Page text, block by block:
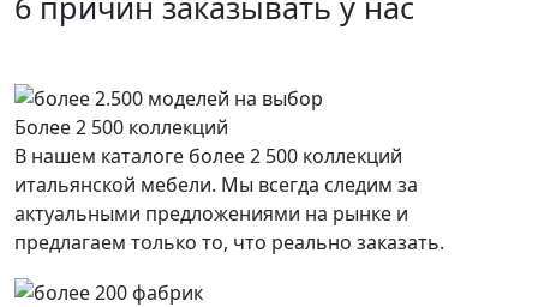
Более 2 500 коллекций
В нашем каталоге более 2 500 коллекций
итальянской мебели. Мы всегда следим за
актуальными предложениями на рынке и
предлагаем только то, что реально заказать.